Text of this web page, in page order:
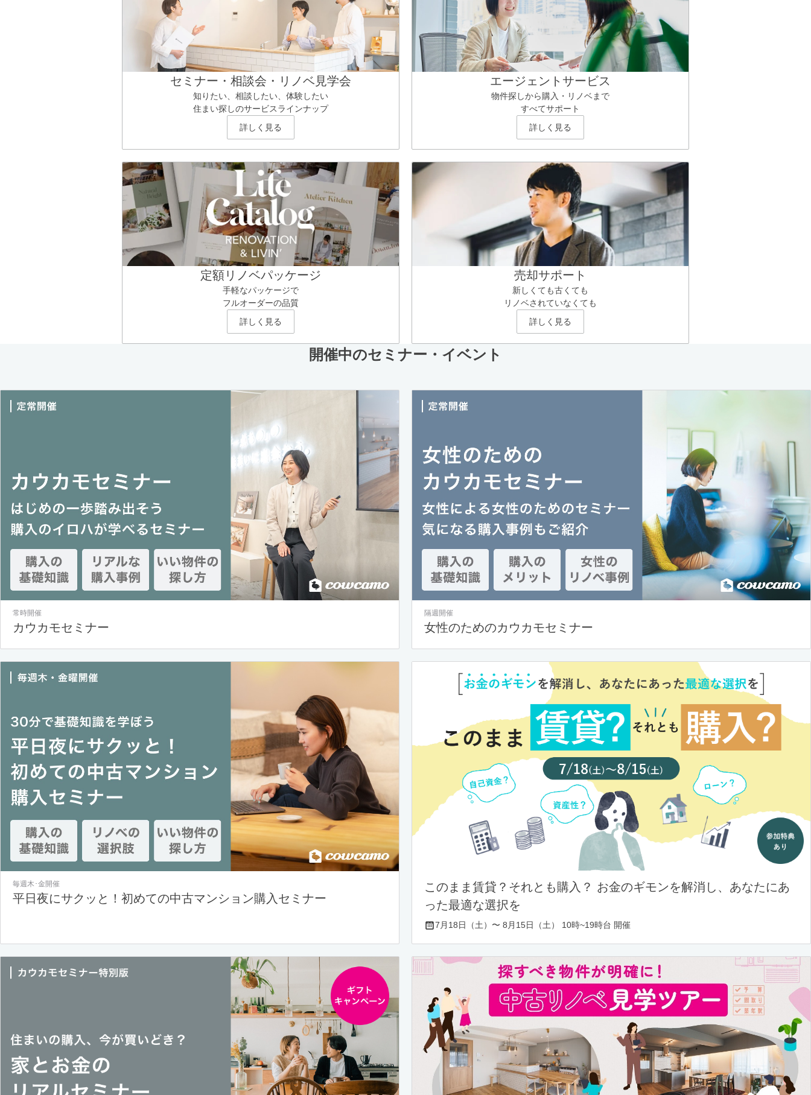
セミナー・相談会・リノベ見学会
知りたい、相談したい、体験したい
住まい探しのサービスラインナップ
詳しく見る
エージェントサービス
物件探しから購入・リノベまで
すべてサポート
詳しく見る
定額リノベパッケージ
手軽なパッケージで
フルオーダーの品質
詳しく見る
売却サポート
新しくても古くても
リノベされていなくても
詳しく見る
開催中のセミナー・イベント
常時開催
カウカモセミナー
隔週開催
女性のためのカウカモセミナー
毎週木･金開催
平日夜にサクッと！初めての中古マンション購入セミナー
このまま賃貸？それとも購入？ お金のギモンを解消し、あなたにあ
った最適な選択を
7月18日（土）〜 8月15日（土） 10時~19時台 開催